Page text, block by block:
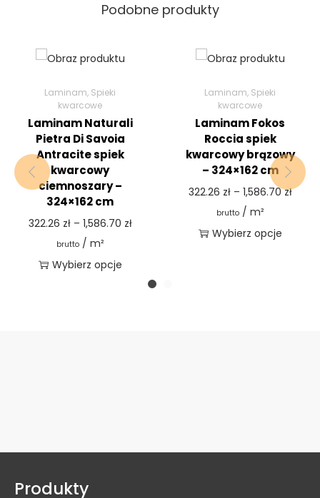
Podobne produkty
Laminam, Spieki
kwarcowe
Laminam Naturali
Pietra Di Savoia
Antracite spiek
kwarcowy
ciemnoszary –
324×162 cm
322.26 zł – 1,586.70 zł
brutto/ m²
Wybierz opcje
Laminam, Spieki
kwarcowe
Laminam Fokos
Roccia spiek
kwarcowy brązowy
– 324×162 cm
322.26 zł – 1,586.70zł
brutto/ m²
Wybierz opcje
Produkty